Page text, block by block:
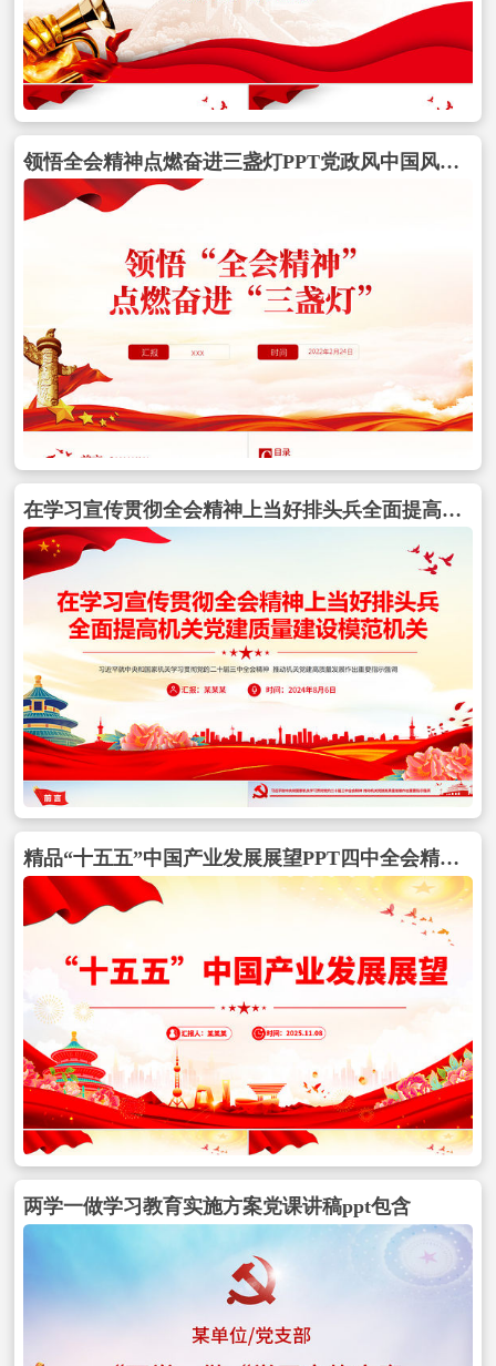
领悟全会精神点燃奋进三盏灯PPT党政风中国风基层党员支部书记党课党建专题课件模板包含
在学习宣传贯彻全会精神上当好排头兵全面提高机关党建质量建设模范机关PPT包含
精品“十五五”中国产业发展展望PPT四中全会精神党课课件包含
两学一做学习教育实施方案党课讲稿ppt包含